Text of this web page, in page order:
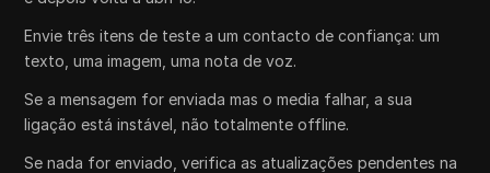
Envie três itens de teste a um contacto de confiança: um
texto, uma imagem, uma nota de voz.
Se a mensagem for enviada mas o media falhar, a sua
ligação está instável, não totalmente offline.
Se nada for enviado, verifica as atualizações pendentes na